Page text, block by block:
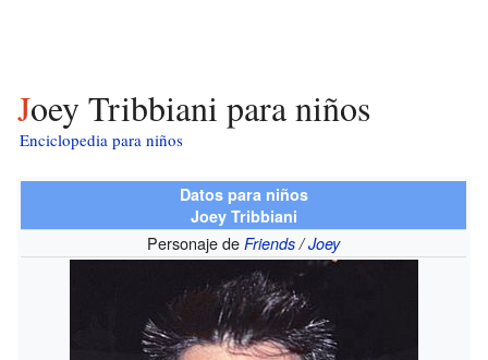
Joey Tribbiani para niños
Enciclopedia para niños
Datos para niños
Joey Tribbiani
Personaje deFriends/Joey